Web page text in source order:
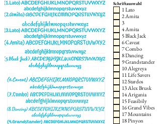
Schriftauswahl
1 Lato
2 Amita
3
4 Amita
5 Black Jack
6 Caveat
7 Combo
8 Dancing
9 Grandstander
10 Alegreya
11 Life Savers
12 Stardos
13 Alex Brusk
14 Arigania
15 Feasibily
16 Grand Vibes
17 Mountains
18 Pinyon